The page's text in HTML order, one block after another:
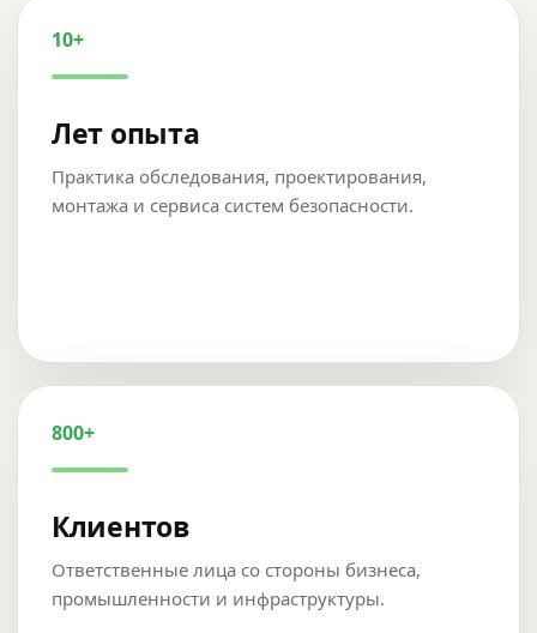
10+
Лет опыта
Практика обследования, проектирования,
монтажа и сервиса систем безопасности.
800+
Клиентов
Ответственные лица со стороны бизнеса,
промышленности и инфраструктуры.